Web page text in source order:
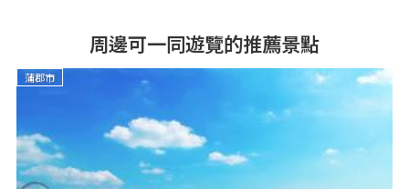
周邊可一同遊覽的推薦景點
蒲郡市